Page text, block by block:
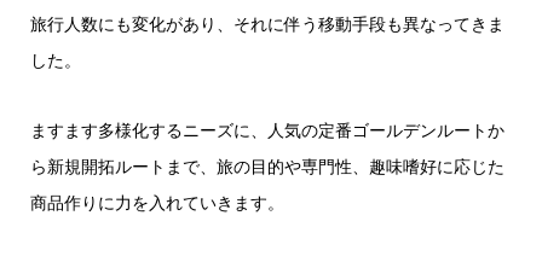
旅行人数にも変化があり、それに伴う移動手段も異なってきま
した。
ますます多様化するニーズに、人気の定番ゴールデンルートか
ら新規開拓ルートまで、旅の目的や専門性、趣味嗜好に応じた
商品作りに力を入れていきます。